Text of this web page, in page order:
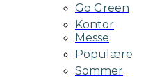
Go Green
Kontor
Messe
Populære
Sommer